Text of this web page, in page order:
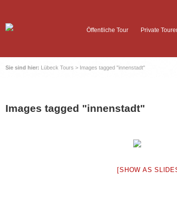
Öffentliche Tour Private
Sie sind hier: Lübeck Tours > Images tagged "innenstadt"
Images tagged "innenstadt"
[SHOW AS